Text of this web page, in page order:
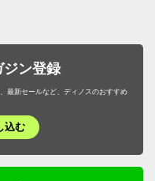
ジン登録
最新セールなど、ディノスのおすすめ
込む